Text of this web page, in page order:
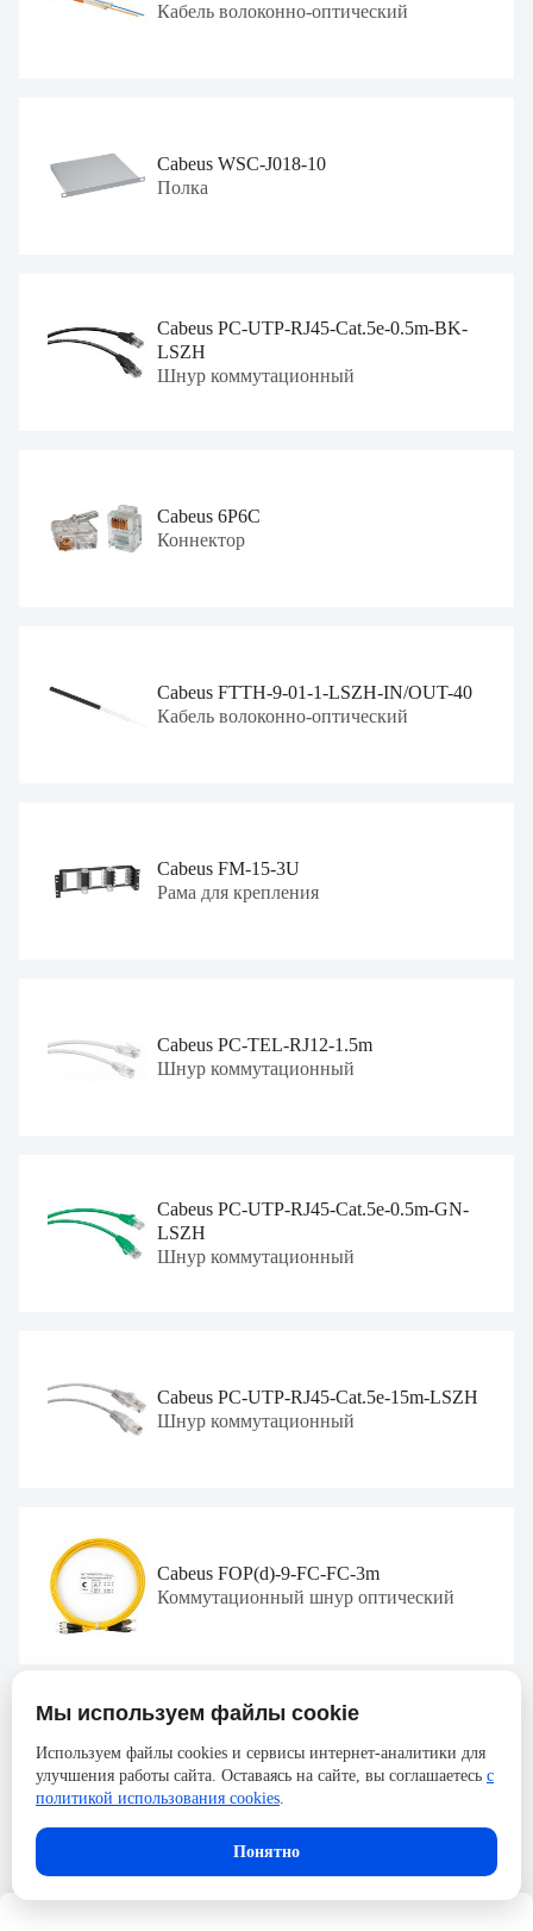
Кабель волоконно-оптический
Cabeus WSC-J018-10
Полка
Cabeus PC-UTP-RJ45-Cat.5e-0.5m-BK-
LSZH
Шнур коммутационный
Cabeus 6P6C
Коннектор
Cabeus FTTH-9-01-1-LSZH-IN/OUT-40
Кабель волоконно-оптический
Cabeus FM-15-3U
Рама для крепления
Cabeus PC-TEL-RJ12-1.5m
Шнур коммутационный
Cabeus PC-UTP-RJ45-Cat.5e-0.5m-GN-
LSZH
Шнур коммутационный
Cabeus PC-UTP-RJ45-Cat.5e-15m-LSZH
Шнур коммутационный
Cabeus FOP(d)-9-FC-FC-3m
Коммутационный шнур оптический
Cabeus FOP-62-ST-ST-2m
Коммутационный шнур оптический
Мы используем файлы cookie
Используем файлы cookies и сервисы интернет-аналитики для
улучшения работы сайта. Оставаясь на сайте, вы соглашаетесь с
политикой использования cookies.
Понятно